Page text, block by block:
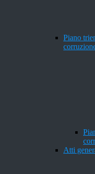
Piano
Atti